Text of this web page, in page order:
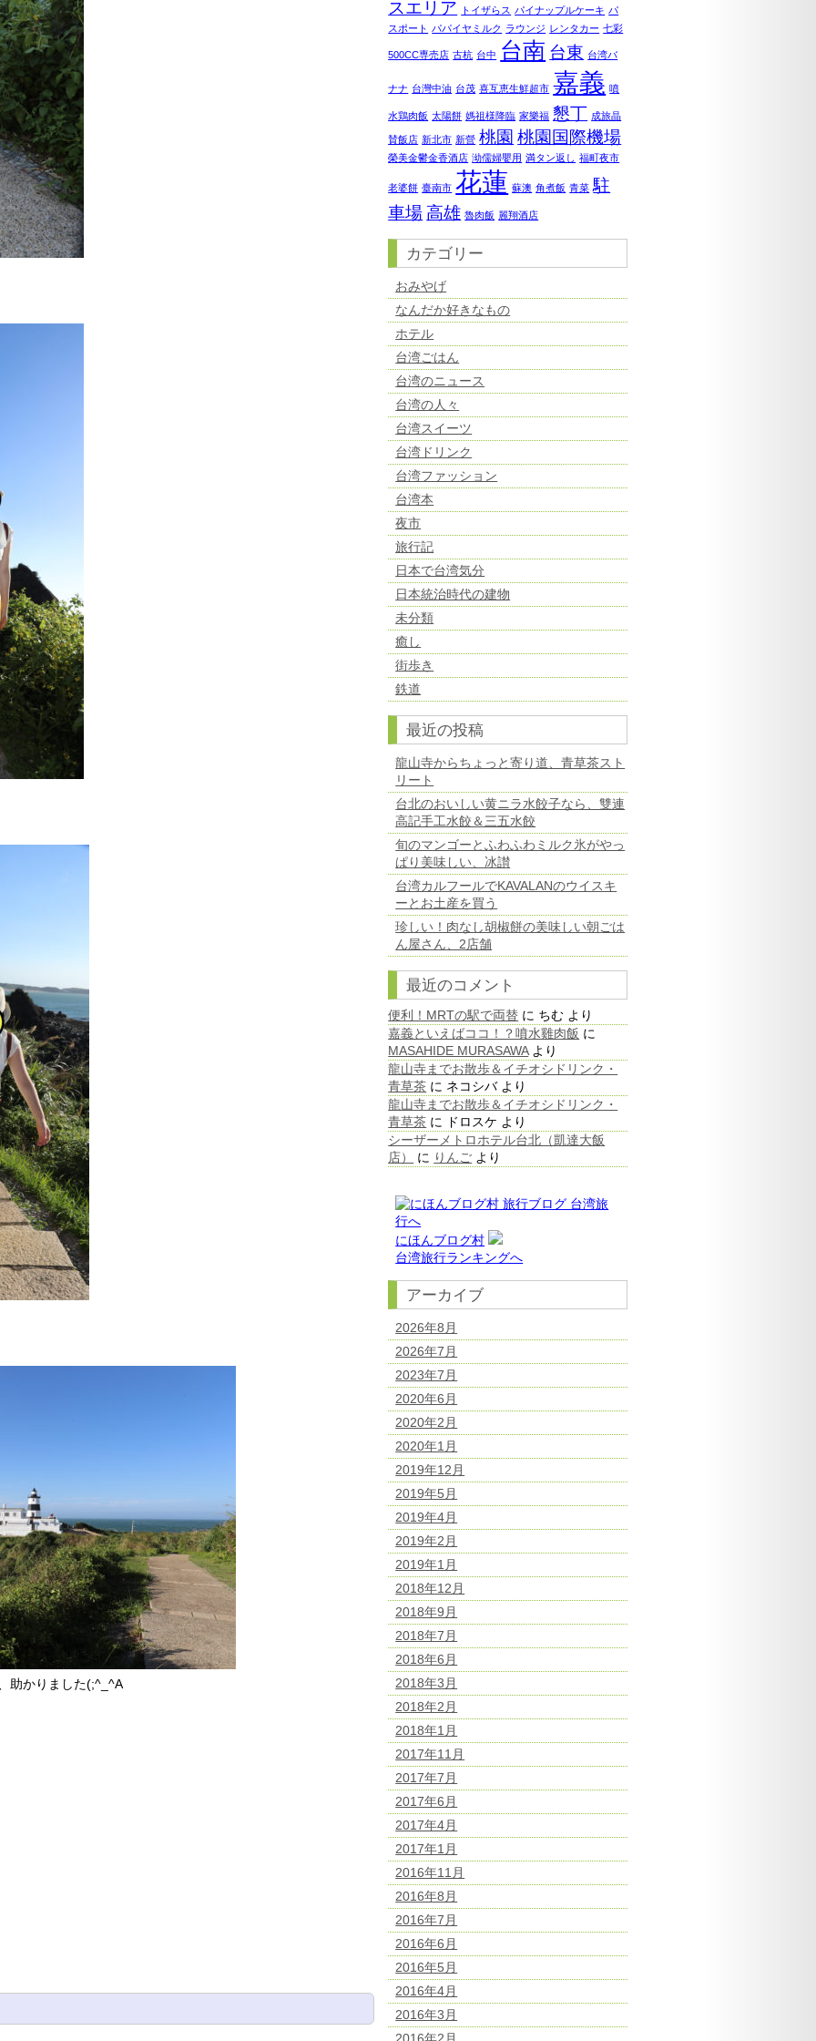
助かりました(;^_^A
スエリア トイザらス パイナップルケーキ パ
スポート パパイヤミルク ラウンジ レンタカー 七彩
500CC専売店 古杭 台中 台南 台東 台湾バ
ナナ 台灣中油 台茂 喜互恵生鮮超市 嘉義 噴
水鶏肉飯 太陽餅 媽祖様降臨 家樂福 懇丁 成旅晶
賛飯店 新北市 新營 桃園 桃園国際機場
榮美金鬱金香酒店 泑儒婦嬰用 満タン返し 福町夜市
老婆餅 臺南市 花蓮 蘇澳 角煮飯 青菜 駐
車場 高雄 魯肉飯 麗翔酒店
カテゴリー
おみやげ
なんだか好きなもの
ホテル
台湾ごはん
台湾のニュース
台湾の人々
台湾スイーツ
台湾ドリンク
台湾ファッション
台湾本
夜市
旅行記
日本で台湾気分
日本統治時代の建物
未分類
癒し
街歩き
鉄道
最近の投稿
龍山寺からちょっと寄り道、青草茶スト
リート
台北のおいしい黄ニラ水餃子なら、雙連
高記手工水餃＆三五水餃
旬のマンゴーとふわふわミルク氷がやっ
ぱり美味しい、冰讃
台湾カルフールでKAVALANのウイスキ
ーとお土産を買う
珍しい！肉なし胡椒餅の美味しい朝ごは
ん屋さん、2店舗
最近のコメント
便利！MRTの駅で両替 に ちむ より
嘉義といえばココ！？噴水雞肉飯 に
MASAHIDE MURASAWAより
龍山寺までお散歩＆イチオシドリンク・
青草茶 に ネコシバより
龍山寺までお散歩＆イチオシドリンク・
青草茶 に ドロスケ より
シーザーメトロホテル台北（凱達大飯
店）
に りんご より
にほんブログ村
台湾旅行ランキングへ
アーカイブ
2026年8月
2026年7月
2023年7月
2020年6月
2020年2月
2020年1月
2019年12月
2019年5月
2019年4月
2019年2月
2019年1月
2018年12月
2018年9月
2018年7月
2018年6月
2018年3月
2018年2月
2018年1月
2017年11月
2017年7月
2017年6月
2017年4月
2017年1月
2016年11月
2016年8月
2016年7月
2016年6月
2016年5月
2016年4月
2016年3月